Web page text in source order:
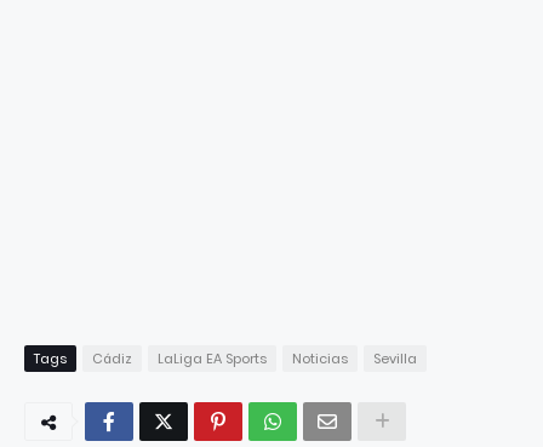
Tags Cádiz LaLiga EA Sports Noticias Sevilla